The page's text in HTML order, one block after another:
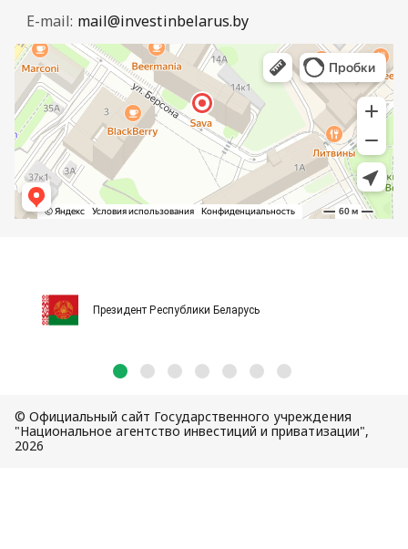
E-mail: mail@investinbelarus.by
Президент Республики Беларусь
© Официальный сайт Государственного учреждения
"Национальное агентство инвестиций и приватизации",
2026